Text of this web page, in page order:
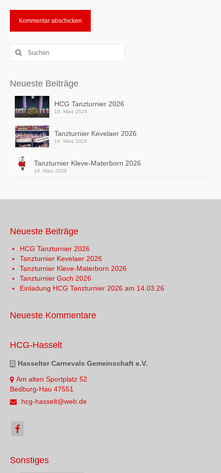
Suchen
nach:
Neueste Beiträge
HCG Tanzturnier 2026
16. März 2026
Tanzturnier Kevelaer 2026
16. März 2026
Tanzturnier Kleve-Materborn 2026
16. März 2026
Neueste Beiträge
HCG Tanzturnier 2026
Tanzturnier Kevelaer 2026
Tanzturnier Kleve-Materborn 2026
Tanzturnier Goch 2026
Einladung HCG Tanzturnier 2026 am 14.03.26
Neueste Kommentare
HCG-Hasselt
Hasselter Carnevals Gemeinschaft e.V.
Am alten Sportplatz 52
Bedburg-Hau 47551
hcg-hasselt@web.de
Sonstiges